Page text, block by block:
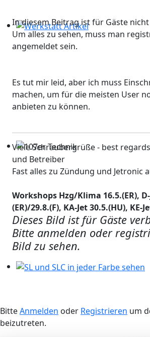
Werkstatt Artikel
107er Technik
In diesem Beitrag ist für Gäste
Um alles zu sehen, muss man
angemeldet sein.
Es tut mir leid, aber ich muss
machen, um für die meisten User
anbieten zu können.
Viele Schraubergrüße - best
und Betreiber
Fast alles zu Zündung und Jetronic
Workshops Hzg/Klima 16.5.(ER),
(ER)/29.8.(F), KA-Jet 30.5.(HU), KE-
Dieses Bild ist für Gäste
Bitte anmelden oder
Bild zu sehen.
BitteAnmelden oder Registrieren um
beizutreten.